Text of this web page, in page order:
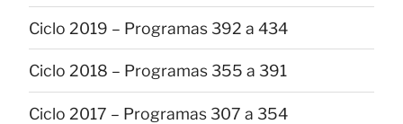
Ciclo 2019 – Programas 392 a 434
Ciclo 2018 – Programas 355 a 391
Ciclo 2017 – Programas 307 a 354